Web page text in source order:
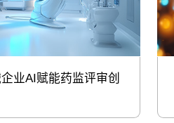
业AI赋能药监评审创